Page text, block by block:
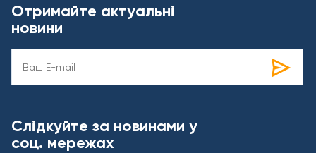
Отримайте актуальні
новини
Слідкуйте за новинами у
соц. мережах